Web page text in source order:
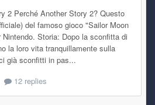
2 Perché Another Story 2? Questo
del famoso gioco "Sailor Moon
Storia: Dopo la sconfitta di
la loro vita tranquillamente sulla
già sconfitti in pas...
12 replies